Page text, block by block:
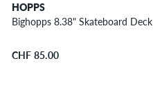
HOPPS
Bighopps 8.38" Skateboard Deck
CHF 85.00